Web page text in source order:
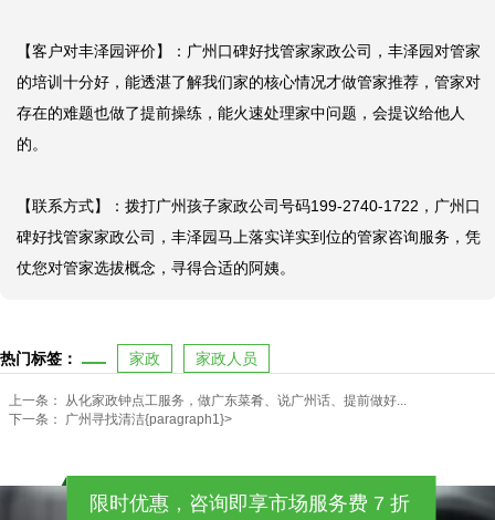
【客户对丰泽园评价】：广州口碑好找管家家政公司，丰泽园对管家
的培训十分好，能透湛了解我们家的核心情况才做管家推荐，管家对
存在的难题也做了提前操练，能火速处理家中问题，会提议给他人
的。
【联系方式】：拨打广州孩子家政公司号码199-2740-1722，广州口
碑好找管家家政公司，丰泽园马上落实详实到位的管家咨询服务，凭
仗您对管家选拔概念，寻得合适的阿姨。
热门标签： 家政 家政人员
上一条：
从化家政钟点工服务，做广东菜肴、说广州话、提前做好...
下一条：
广州寻找清洁{paragraph1}>
限时优惠，咨询即享市场服务费 7 折